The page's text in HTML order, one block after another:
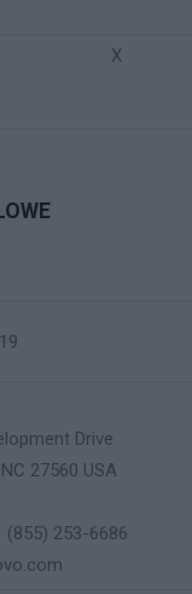
X
Drive
27560 USA
(855) 253-6686